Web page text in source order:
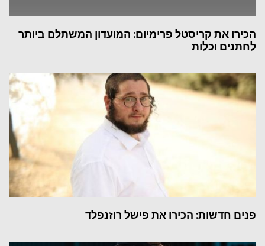
הכירו את קריסטל פרימיום: המועדון המשתלם ביותר
לחתנים וכלות
פנים חדשות: הכירו את פישל רוזנפלד